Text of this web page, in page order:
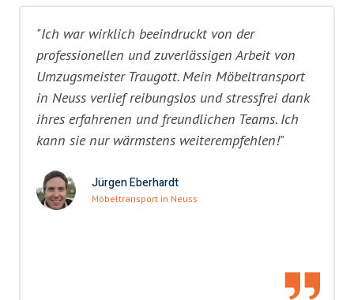
"Ich war wirklich beeindruckt von der
professionellen und zuverlässigen Arbeit von
Umzugsmeister Traugott. Mein Möbeltransport
in Neuss verlief reibungslos und stressfrei dank
ihres erfahrenen und freundlichen Teams. Ich
kann sie nur wärmstens weiterempfehlen!"
Jürgen Eberhardt
Möbeltransport in Neuss